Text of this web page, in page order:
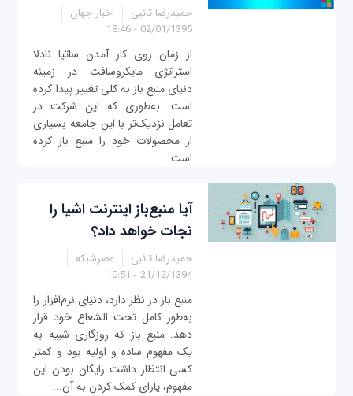
حمیدرضا تائبی
اخبار جهان
02/01/1395 - 18:46
از زمان روی کار آمدن ساتیا نادلا
استراتژی مایکروسافت در زمینه
دنیای منبع باز به کلی تغییر پیدا کرده
است. به‌طوری که این شرکت در
تعامل نزدیک‌تر با این جامعه بسیاری
از محصولات خود را منبع باز کرده
است...
آیا منبع‌باز اینترنت اشیا را
نجات خواهد داد؟
حمیدرضا تائبی
عصرشبکه
21/12/1394 - 10:51
منبع باز در نظر دارد، دنیای نرم‌افزار را
به‌طور کامل تحت الشعاع خود قرار
دهد. منبع باز که روزگاری شبیه به
یک مفهوم ساده و اولیه بود و کمتر
کسی انتظار داشت رایگان بودن این
مفهوم، یارای کمک کردن به آن‌...